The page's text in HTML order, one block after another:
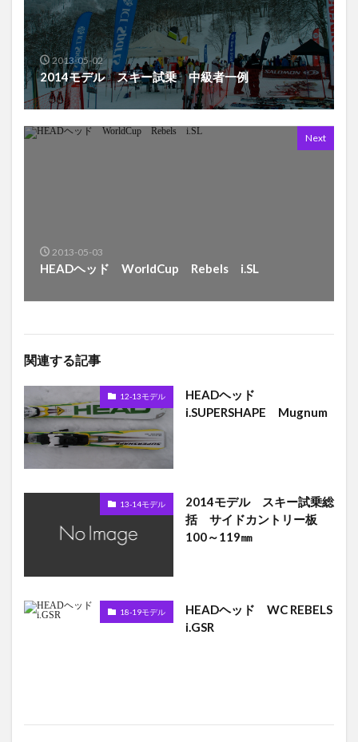
2013-05-02
2014モデル スキー試乗 中級者一例
Next
2013-05-03
HEADヘッド WorldCup Rebels i.SL
関連する記事
12-13モデル
HEADヘッド
i.SUPERSHAPE Mugnum
13-14モデル
2014モデル スキー試乗総
括 サイドカントリー板
100～119㎜
18-19モデル
HEADヘッド WC REBELS
i.GSR